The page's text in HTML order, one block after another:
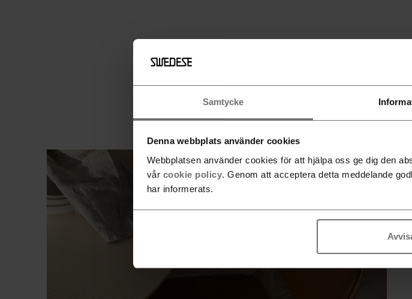
Samtycke
Denna webbplats använder cookies
Webbplatsen använder cookies för att hjälpa oss ge dig den
vår cookie policy. Genom att acceptera detta meddelande
har informerats.